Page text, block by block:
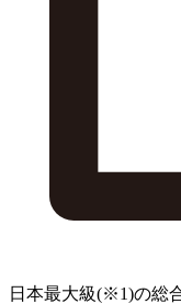
日本最大級(※1)の総